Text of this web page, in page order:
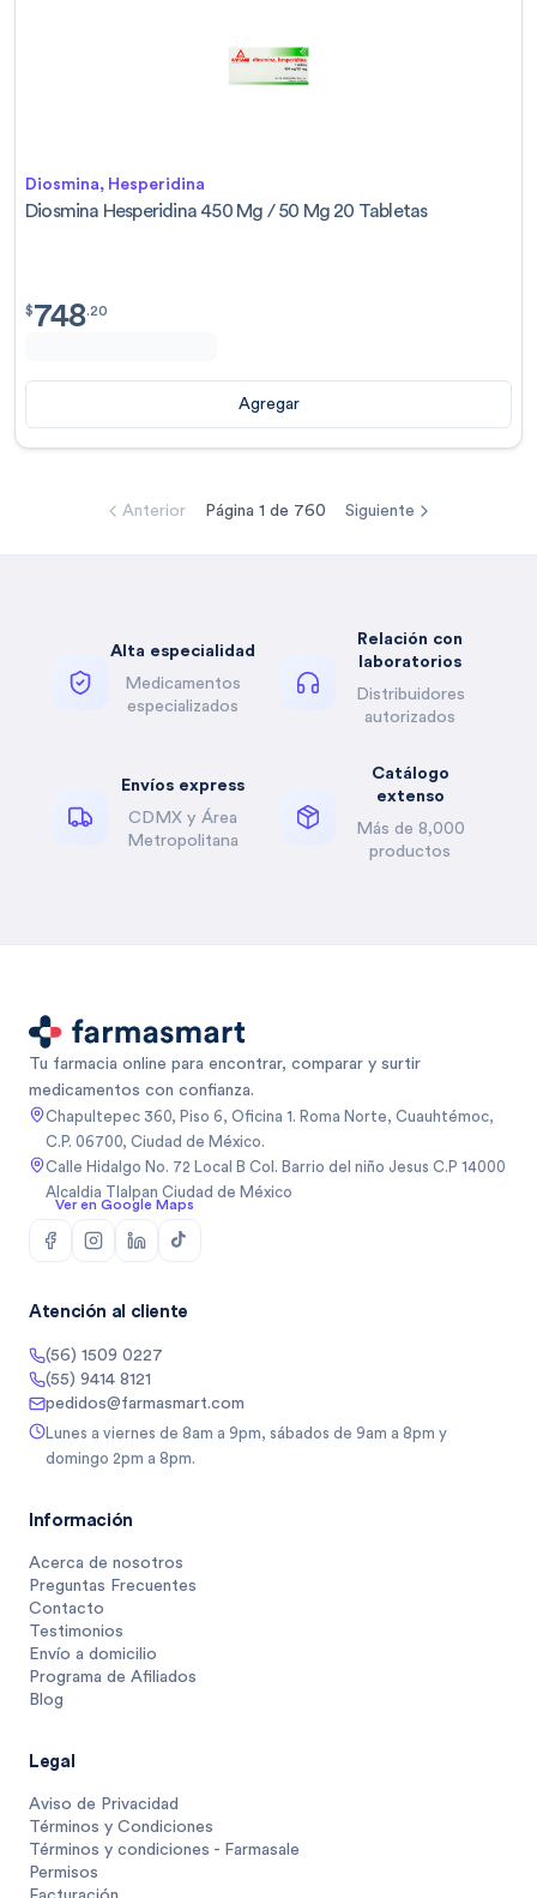
Diosmina, Hesperidina
Diosmina Hesperidina 450 Mg / 50 Mg 20 Tabletas
$748.20
$748.20
Agregar
Anterior Página 1 de 760 Siguiente
Alta especialidad
Medicamentos
especializados
Relación con
laboratorios
Distribuidores
autorizados
Envíos express
CDMX y Área
Metropolitana
Catálogo
extenso
Más de 8,000
productos
Tu farmacia online para encontrar, comparar y surtir
medicamentos con confianza.
Chapultepec 360, Piso 6, Oficina 1. Roma Norte, Cuauhtémoc,
C.P. 06700, Ciudad de México.
Calle Hidalgo No. 72 Local B Col. Barrio del niño Jesus C.P 14000
Alcaldia Tlalpan Ciudad de México
Ver en Google Maps
Atención al cliente
(56) 1509 0227
(55) 9414 8121
pedidos@farmasmart.com
Lunes a viernes de 8am a 9pm, sábados de 9am a 8pm y
domingo 2pm a 8pm.
Información
Acerca de nosotros
Preguntas Frecuentes
Contacto
Testimonios
Envío a domicilio
Programa de Afiliados
Blog
Legal
Aviso de Privacidad
Términos y Condiciones
Términos y condiciones - Farmasale
Permisos